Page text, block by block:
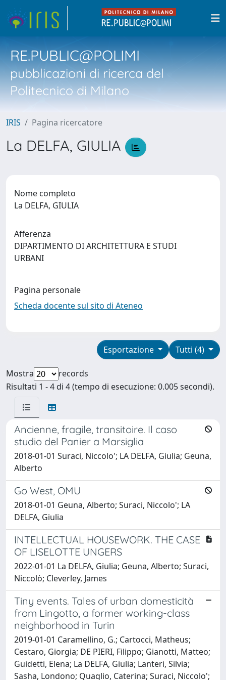
RE.PUBLIC@POLIMI
pubblicazioni di ricerca del
Politecnico di Milano
IRIS Pagina ricercatore
La DELFA, GIULIA
Nome completo
La DELFA, GIULIA
Afferenza
DIPARTIMENTO DI ARCHITETTURA E STUDI
URBANI
Pagina personale
Scheda docente sul sito di Ateneo
Tutti (4)
Esportazione
Mostra
records
Risultati 1 - 4 di 4 (tempo di esecuzione: 0.005 secondi).
Ancienne, fragile, transitoire. Il caso
studio del Panier a Marsiglia
2018-01-01 Suraci, Niccolo'; LA DELFA, Giulia; Geuna,
Alberto
Go West, OMU
2018-01-01 Geuna, Alberto; Suraci, Niccolo'; LA
DELFA, Giulia
INTELLECTUAL HOUSEWORK. THE CASE
OF LISELOTTE UNGERS
2022-01-01 La DELFA, Giulia; Geuna, Alberto; Suraci,
Niccolò; Cleverley, James
Tiny events. Tales of urban domesticità
from Lingotto, a former working-class
neighborhood in Turin
2019-01-01 Caramellino, G.; Cartocci, Matheus;
Cestaro, Giorgia; DE PIERI, Filippo; Gianotti, Matteo;
Guidetti, Elena; La DELFA, Giulia; Lanteri, Silvia;
Sasha, Londono; Quaglio, Caterina; Suraci, Niccolo';